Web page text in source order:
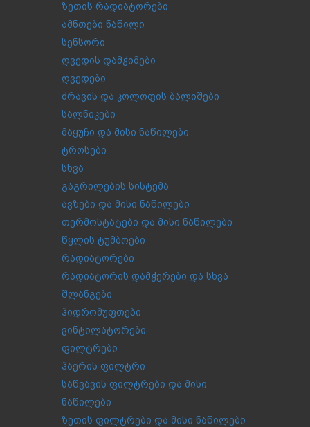
ზეთის რადიატორები
ამნთები ნაწილი
სენსორი
ღვედის დამჭიმები
ღვედები
ძრავის და კოლოფის ბალიშები
სალნიკები
მაყუჩი და მისი ნაწილები
ტროსები
სხვა
გაგრილების სისტემა
ავზები და მისი ნაწილები
თერმოსტატები და მისი ნაწილები
წყლის ტუმბოები
რადიატორები
რადიატორის დამჭერები და სხვა
შლანგები
ჰიდრომუფთები
ვინტილატორები
ფილტრები
ჰაერის ფილტრი
საწვავის ფილტრები და მისი
ნაწილები
ზეთის ფილტრები და მისი ნაწილები